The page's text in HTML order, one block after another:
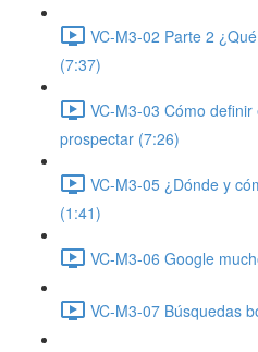
VC-M3-02 Parte 2
(7:37)
VC-M3-03 Cómo
prospectar (7:26)
VC-M3-05 ¿Dónde y
(1:41)
VC-M3-06 Google
VC-M3-07 Búsquedas